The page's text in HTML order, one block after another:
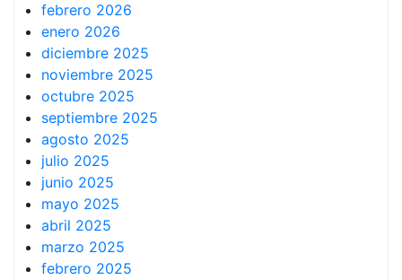
febrero 2026
enero 2026
diciembre 2025
noviembre 2025
octubre 2025
septiembre 2025
agosto 2025
julio 2025
junio 2025
mayo 2025
abril 2025
marzo 2025
febrero 2025